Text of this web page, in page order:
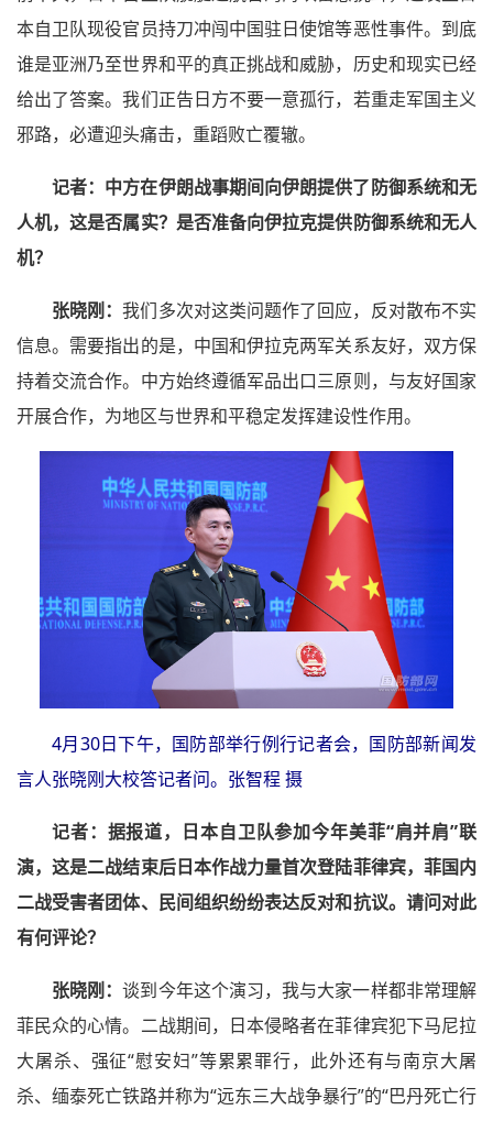
本自卫队现役官员持刀冲闯中国驻日使馆等恶性事件。到底
谁是亚洲乃至世界和平的真正挑战和威胁，历史和现实已经
给出了答案。我们正告日方不要一意孤行，若重走军国主义
邪路，必遭迎头痛击，重蹈败亡覆辙。
记者： 中方在伊朗战事期间向伊朗提供了防御系统和无
人机，这是否属实？是否准备向伊拉克提供防御系统和无人
机？
张晓刚：我们多次对这类问题作了回应，反对散布不实
信息。需要指出的是，中国和伊拉克两军关系友好，双方保
持着交流合作。中方始终遵循军品出口三原则，与友好国家
开展合作，为地区与世界和平稳定发挥建设性作用。
4月30日下午，国防部举行例行记者会，国防部新闻发
言人张晓刚大校答记者问。张智程 摄
记者： 据报道，日本自卫队参加今年美菲“肩并肩”联
演，这是二战结束后日本作战力量首次登陆菲律宾，菲国内
二战受害者团体、民间组织纷纷表达反对和抗议。请问对此
有何评论？
张晓刚：谈到今年这个演习，我与大家一样都非常理解
菲民众的心情。二战期间，日本侵略者在菲律宾犯下马尼拉
大屠杀、强征“慰安妇”等累累罪行，此外还有与南京大屠
杀、缅泰死亡铁路并称为“远东三大战争暴行”的“巴丹死亡行